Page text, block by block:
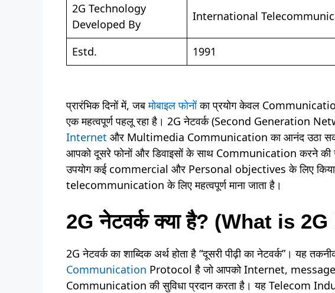
2G Technology
Developed By
International
Estd. 1991
प्रारंभिक दिनों में, जबमोबाइल फोनोंका प्रयोग केवल Communication
एक महत्वपूर्ण पहलू रहा है। 2G नेटवर्क (Second Generation
Internet और Multimedia Communication का आनंद उठा
आपको दूसरे फोनों और डिवाइसों के साथ Communication करने की
उपयोग कई commercial और Personal objectives के लिए
telecommunication के लिए महत्वपूर्ण माना जाता है।
2G नेटवर्क क्या है? (What is
2G नेटवर्क का शाब्दिक अर्थ होता है “दूसरी पीढ़ी का नेटवर्क”। यह
Communication Protocol है जो आपको Internet,
Communication की सुविधा प्रदान करता है। यह Telecom